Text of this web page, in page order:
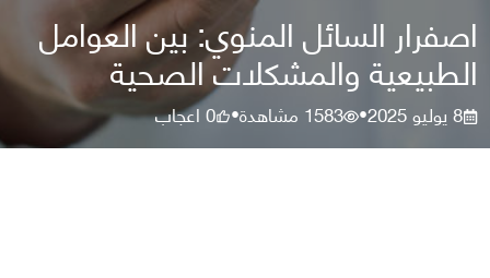
اصفرار السائل المنوي: بين العوامل
الطبيعية والمشكلات الصحية
8 يوليو 2025 •
1583 مشاهدة•
0اعجاب